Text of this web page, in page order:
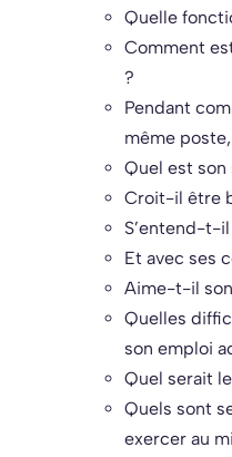
Quelle
Comment
?
Pendant
même
Quel est son
Croit-il être
S’entend-t-
Et avec ses
Aime-t-il
Quelles
son emploi
Quel serait
Quels sont
exercer au